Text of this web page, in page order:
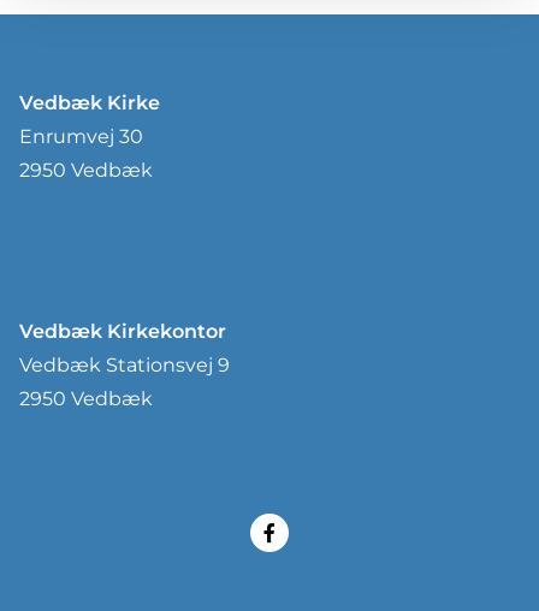
Vedbæk Kirke
Enrumvej 30
2950 Vedbæk
Vedbæk Kirkekontor
Vedbæk Stationsvej 9
2950 Vedbæk